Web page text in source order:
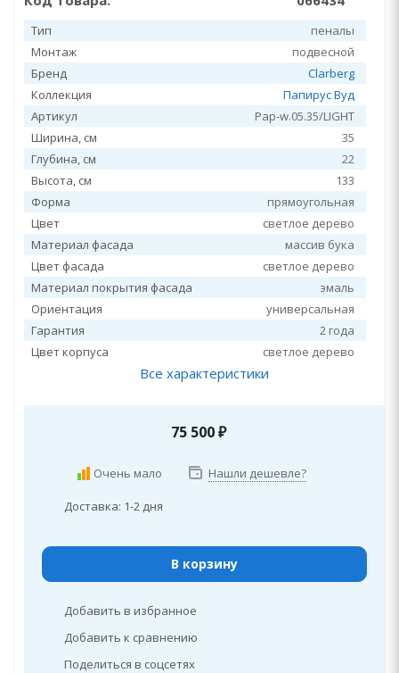
Тип
пеналы
Монтаж
подвесной
Бренд
Clarberg
Коллекция
Папирус Вуд
Артикул
Pap-w.05.35/LIGHT
Ширина, см
35
Глубина, см
22
Высота, см
133
Форма
прямоугольная
Цвет
светлое дерево
Материал фасада
массив бука
Цвет фасада
светлое дерево
Материал покрытия фасада
эмаль
Ориентация
универсальная
Гарантия
2 года
Цвет корпуса
светлое дерево
Все характеристики
75 500₽
Очень мало Нашли дешевле?
Доставка: 1-2 дня
В корзину
Добавить в избранное
Добавить к сравнению
Поделиться в соцсетях